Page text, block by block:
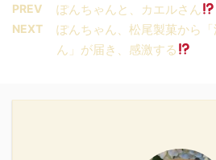
PREV ぽんちゃんと、カエルさん
NEXT
ぽんちゃん、松尾製菓から
ん」が届き、感激する